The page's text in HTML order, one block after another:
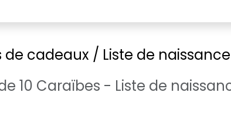
de cadeaux / Liste de
10 Caraïbes - Liste de